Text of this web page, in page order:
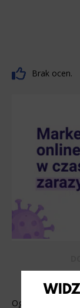
Brak ocen.
Oglądane w